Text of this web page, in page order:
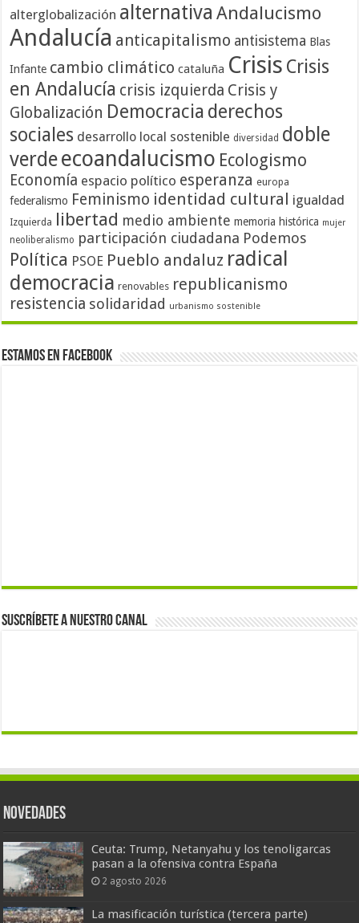
alterglobalización alternativa Andalucismo
Andalucía anticapitalismo antisistema Blas
Infante cambio climático cataluña Crisis Crisis
en Andalucía crisis izquierda Crisis y
Globalización Democracia derechos
sociales desarrollo local sostenible diversidad doble
verdeecoandalucismo Ecologismo
Economía espacio político esperanza europa
federalismo Feminismo identidad cultural igualdad
Izquierda libertad medio ambiente memoria histórica mujer
neoliberalismo participación ciudadana Podemos
Política PSOE Pueblo andaluz radical
democracia renovables republicanismo
resistencia solidaridad urbanismo sostenible
Estamos en Facebook
Suscríbete a nuestro canal
Novedades
Ceuta: Trump, Netanyahu y los tenoligarcas
pasan a la ofensiva contra España
2 agosto 2026
La masificación turística (tercera parte)